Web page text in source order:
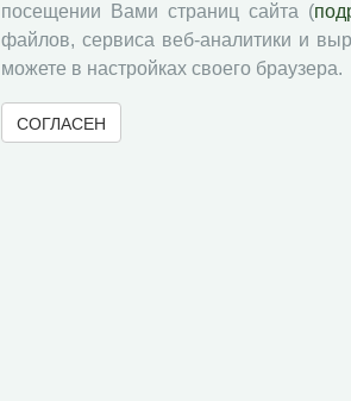
посещении Вами страниц сайта (
файлов, сервиса веб-аналитики и
можете в настройках своего браузера.
СОГЛАСЕН